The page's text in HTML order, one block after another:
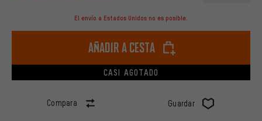
El envío a Estados Unidos no es posible.
Añadir a cesta
CASI AGOTADO
Compara Guardar